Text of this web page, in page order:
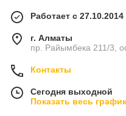
Работает с 27.10.2014
г. Алматы
пр. Райымбека 211/3,
Контакты
Сегодня выходной
Показать весь